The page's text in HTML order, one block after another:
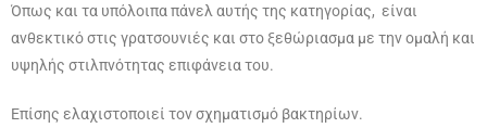
Όπως και τα υπόλοιπα πάνελ αυτής της κατηγορίας, είναι
ανθεκτικό στις γρατσουνιές και στο ξεθώριασμα με την ομαλή και
υψηλής στιλπνότητας επιφάνεια του.
Επίσης ελαχιστοποιεί τον σχηματισμό βακτηρίων.